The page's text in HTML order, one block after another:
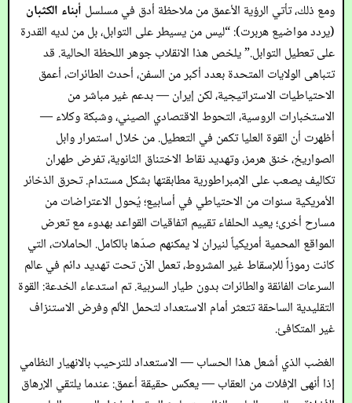
ومع ذلك، تأتي الرؤية الأعمق من ملاحظة أدق في مسلسل أبناء الكثبان
(يردد مواضيع هربرت): “ليس من يسيطر على التوابل، بل من لديه القدرة
على تعطيل التوابل.” يلخص هذا الانقلاب جوهر اللحظة الحالية. قد
تتباهى الولايات المتحدة بعدد أكبر من السفن، أحدث الطائرات، أعمق
الاحتياطيات الاستراتيجية، لكن إيران — بدعم غير مباشر من
الاستخبارات الروسية، التحوط الاقتصادي الصيني، وشبكة وكلاء —
أظهرت أن القوة العليا تكمن في التعطيل. من خلال استمرار وابل
الصواريخ، خنق هرمز، وتهديد نقاط الاختناق الثانوية، تفرض طهران
تكاليف يصعب على الإمبراطورية مطابقتها بشكل مستدام. تحرق الذخائر
الأمريكية سنوات من الاحتياطي في أسابيع؛ يُحول الاعتراضات من
مسارح أخرى؛ يعيد الحلفاء تقييم اتفاقيات القواعد بهدوء مع تعرض
المواقع المحمية أمريكياً لنيران لا يمكنهم صدّها بالكامل. الحاملات، التي
كانت رموزاً للإسقاط غير المشروط، تعمل الآن تحت تهديد دائم في عالم
السرعات الفائقة والطائرات بدون طيار السربية. تم استدعاء الخدعة: القوة
التقليدية الساحقة تتعثر أمام الاستعداد لتحمل الألم وفرض الاستنزاف
غير المتكافئ.
الغضب الذي أشعل هذا الحساب — الاستعداد للترحيب بالانهيار النظامي
إذا أنهى الإفلات من العقاب — يعكس حقيقة أعمق: عندما يلتقي الإرهاق